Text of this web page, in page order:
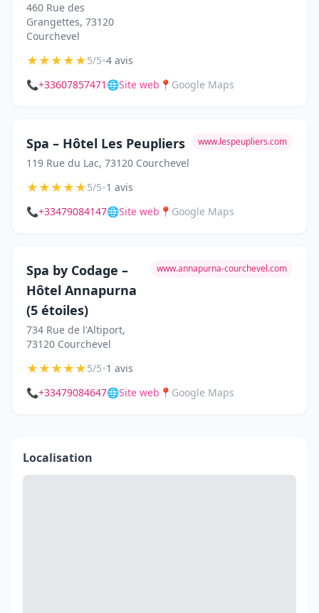
460 Rue des
Grangettes, 73120
Courchevel
★★★★★5/5•4 avis
📞+33607857471 🌐Site web 📍 Google Maps
Spa – Hôtel Les Peupliers
119 Rue du Lac, 73120 Courchevel
www.lespeupliers.com
★★★★★5/5•1 avis
📞+33479084147🌐Site web 📍 Google Maps
Spa by Codage –
Hôtel Annapurna
(5 étoiles)
734 Rue de l'Altiport,
73120 Courchevel
www.annapurna-courchevel.com
★★★★★5/5•1 avis
📞+33479084647🌐Site web 📍 Google Maps
Localisation